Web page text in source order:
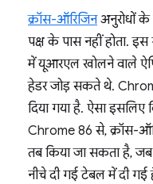
क्रॉस-ऑरिजिनअनुरोधों के
पक्ष के पास नहीं होता.
में यूआरएल खोलने वाले
हेडर जोड़ सकते थे.
दिया गया है. ऐसा इसलिए
Chrome 86 से, क्रॉस-
तब किया जा सकता है,
नीचे दी गई टेबल में दी गई